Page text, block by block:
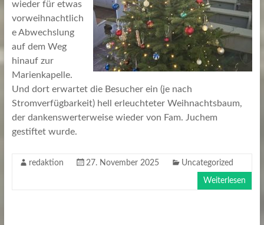
wieder für etwas
vorweihnachtlich
e Abwechslung
auf dem Weg
hinauf zur
Marienkapelle.
Und dort erwartet die Besucher ein (je nach
Stromverfügbarkeit) hell erleuchteter Weihnachtsbaum,
der dankenswerterweise wieder von Fam. Juchem
gestiftet wurde.
redaktion 27. November 2025 Uncategorized
Weiterlesen